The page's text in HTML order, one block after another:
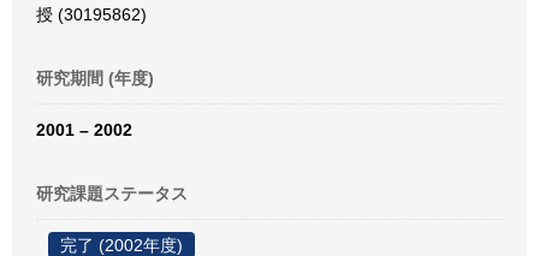
授 (30195862)
研究期間 (年度)
2001 – 2002
研究課題ステータス
完了 (2002年度)